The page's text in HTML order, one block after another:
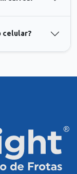
celular?